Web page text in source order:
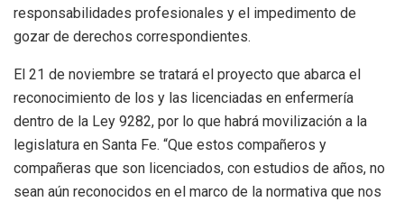
responsabilidades profesionales y el impedimento de
gozar de derechos correspondientes.
El 21 de noviembre se tratará el proyecto que abarca el
reconocimiento de los y las licenciadas en enfermería
dentro de la Ley 9282, por lo que habrá movilización a la
legislatura en Santa Fe. “Que estos compañeros y
compañeras que son licenciados, con estudios de años, no
sean aún reconocidos en el marco de la normativa que nos